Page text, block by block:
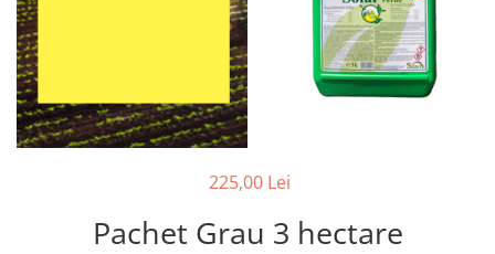
225,00 Lei
Pachet Grau 3 hectare